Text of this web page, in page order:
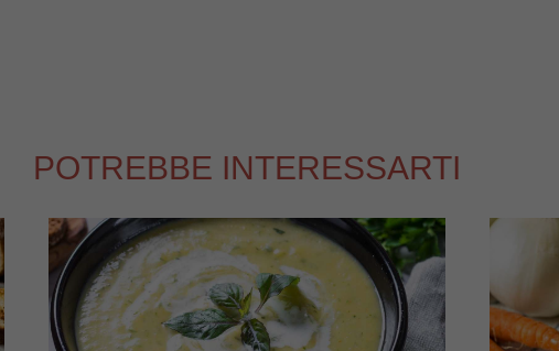
POTREBBE INTERESSARTI